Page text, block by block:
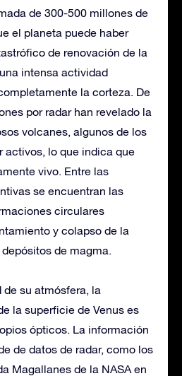
de 300-500 millones de
el planeta puede haber
de renovación de la
intensa actividad
la corteza. De
por radar han revelado la
volcanes, algunos de los
activos, lo que indica que
vivo. Entre las
se encuentran las
circulares
y colapso de la
de magma.
su atmósfera, la
la superficie de Venus es
ópticos. La información
de datos de radar, como los
Magallanes de la NASA en